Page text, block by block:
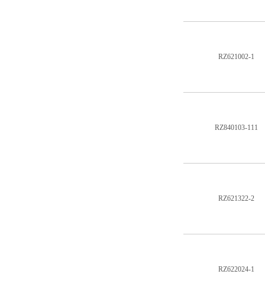
RZ621002-1
RZ840103-111
RZ621322-2
RZ622024-1